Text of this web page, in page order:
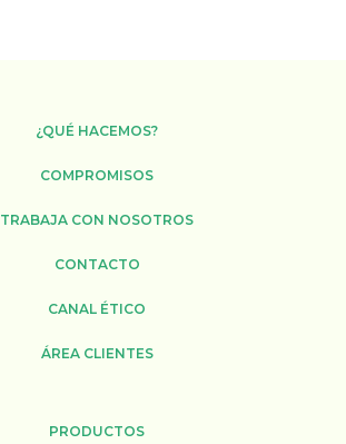
¿QUÉ HACEMOS?
COMPROMISOS
TRABAJA CON NOSOTROS
CONTACTO
CANAL ÉTICO
ÁREA CLIENTES
PRODUCTOS